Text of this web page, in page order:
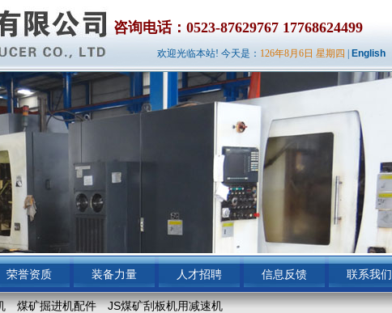
咨询电话：0523-87629767 17768624499
欢迎光临本站! 今天是： 126年8月6日 星期四 English
荣誉资质 装备力量 人才招聘 信息反馈 联系我们
煤矿掘进机配件 JS煤矿刮板机用减速机